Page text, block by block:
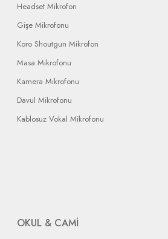
Headset Mikrofon
Gişe Mikrofonu
Koro Shoutgun Mikrofon
Masa Mikrofonu
Kamera Mikrofonu
Davul Mikrofonu
Kablosuz Vokal Mikrofonu
OKUL & CAMİ